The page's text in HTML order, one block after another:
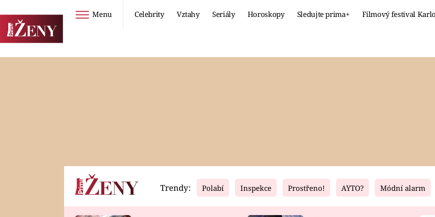
Menu Celebrity Vztahy Seriály Horoskopy Sledujte prima+ Filmový festival
Horoskopy Video Fresh Living
Trendy: Polabí Inspekce Prostřeno! AYTO? Módní alarm